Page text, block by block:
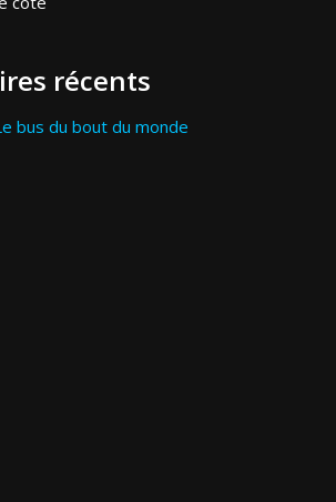
récents
bus du bout du monde